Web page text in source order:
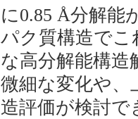
に0.85 Å分解能
パク質構造で
な高分解能構造
微細な変化や、
造評価が検討